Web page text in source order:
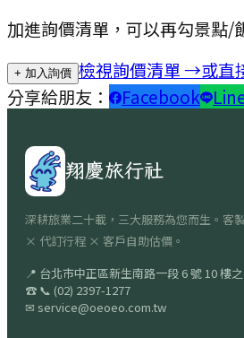
加進詢價清單，可以再勾景點/
+ 加入詢價 檢視詢價清單 →或直
分享給朋友：
Facebook
翔慶旅行社
深耕旅業二十載，三大服務為您而生。客
× 代訂行程 × 客戶自助估價。
📍 台北市中正區新生南路一段 6 號 10 樓
☎ 📞 (02) 2397-1277
✉ service@oeoeo.com.tw